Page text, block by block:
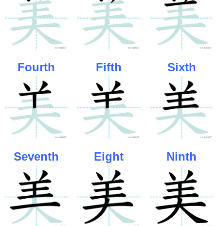
Fourth Fifth Sixth
Seventh Eight Ninth